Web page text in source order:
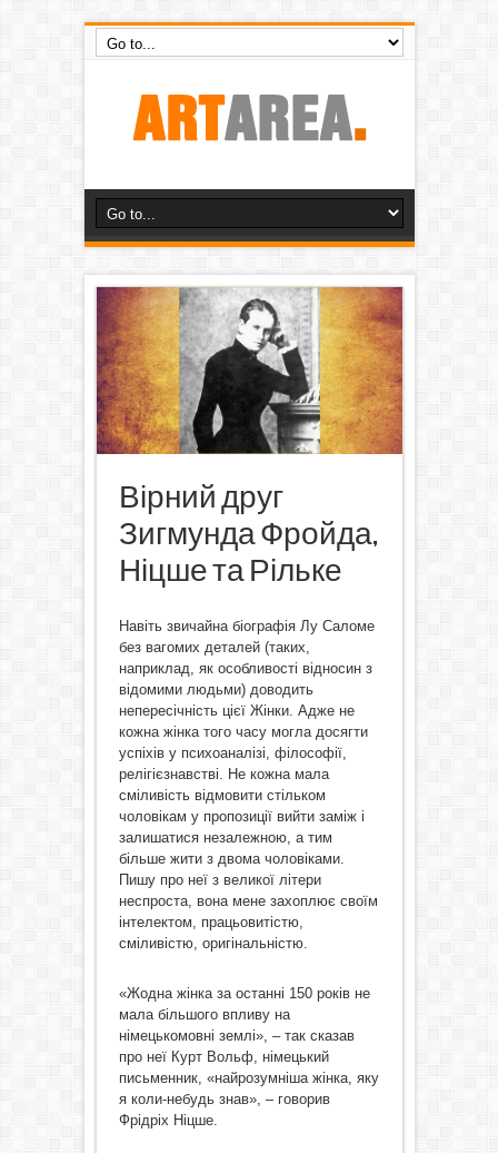
Вірний друг
Зигмунда Фройда,
Ніцше та Рільке
Навіть звичайна біографія Лу Саломе
без вагомих деталей (таких,
наприклад, як особливості відносин з
відомими людьми) доводить
непересічність цієї Жінки. Адже не
кожна жінка того часу могла досягти
успіхів у психоаналізі, філософії,
релігієзнавстві. Не кожна мала
сміливість відмовити стільком
чоловікам у пропозиції вийти заміж і
залишатися незалежною, а тим
більше жити з двома чоловіками.
Пишу про неї з великої літери
неспроста, вона мене захоплює своїм
інтелектом, працьовитістю,
сміливістю, оригінальністю.
«Жодна жінка за останні 150 років не
мала більшого впливу на
німецькомовні землі», – так сказав
про неї Курт Вольф, німецький
письменник, «найрозумніша жінка, яку
я коли-небудь знав», – говорив
Фрідріх Ніцше.